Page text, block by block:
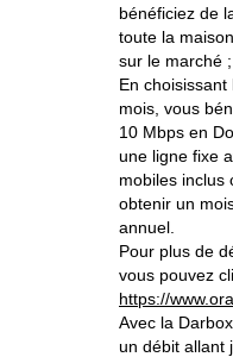
bénéficiez de
toute la
sur le marché ;
En choisissant
mois, vous
10 Mbps en
une ligne fixe
mobiles inclus
obtenir un
annuel.
Pour plus de
vous pouvez
https://
Avec la
un débit allant